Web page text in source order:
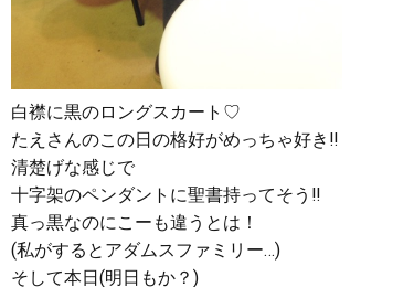
白襟に黒のロングスカート♡
たえさんのこの日の格好がめっちゃ好き‼︎
清楚げな感じで
十字架のペンダントに聖書持ってそう‼︎
真っ黒なのにこーも違うとは！
(私がするとアダムスファミリー…)
そして本日(明日もか？)